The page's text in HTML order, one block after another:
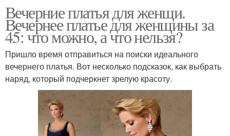
Вечерние платья для женщи.
Вечернее платье для женщины за
45: что можно, а что нельзя?
Пришло время отправиться на поиски идеального
вечернего платья. Вот несколько подсказок, как выбрать
наряд, который подчеркнет зрелую красоту.